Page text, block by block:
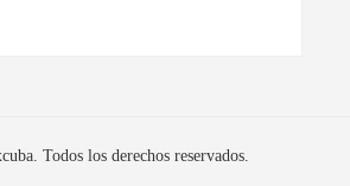
Todos los derechos reservados.